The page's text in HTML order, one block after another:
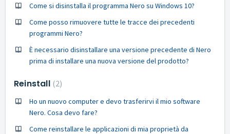
Come si disinstalla il programma Nero su Windows 10?
Come posso rimuovere tutte le tracce dei precedenti
programmi Nero?
È necessario disinstallare una versione precedente di Nero
prima di installare una nuova versione del prodotto?
Reinstall 2
Ho un nuovo computer e devo trasferirvi il mio software
Nero. Cosa devo fare?
Come reinstallare le applicazioni di mia proprietà da